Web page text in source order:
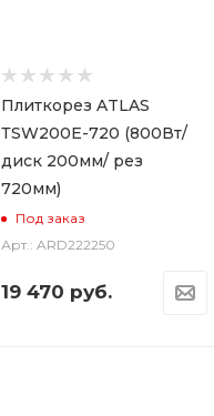
Плиткорез ATLAS
ТSW200E-720 (800Вт/
диск 200мм/ рез
720мм)
Под заказ
Арт.: ARD222250
19 470 руб.